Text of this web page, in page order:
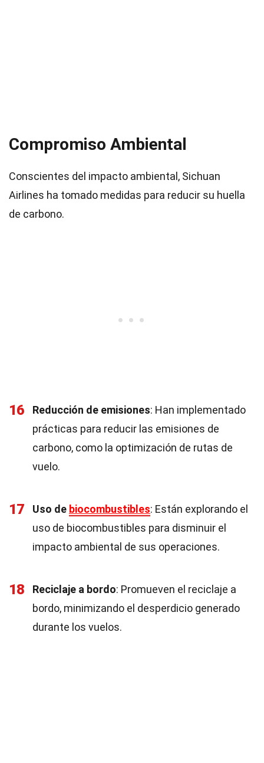
Compromiso Ambiental
Conscientes del impacto ambiental, Sichuan
Airlines ha tomado medidas para reducir su huella
de carbono.
16 Reducción de emisiones: Han implementado
prácticas para reducir las emisiones de
carbono, como la optimización de rutas de
vuelo.
17 Uso de biocombustibles: Están explorando el
uso de biocombustibles para disminuir el
impacto ambiental de sus operaciones.
18 Reciclaje a bordo: Promueven el reciclaje a
bordo, minimizando el desperdicio generado
durante los vuelos.